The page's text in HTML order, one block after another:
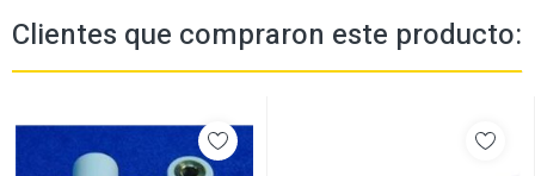
Clientes que compraron este producto: